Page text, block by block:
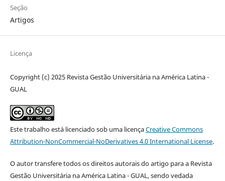
Seção
Artigos
Licença
Copyright (c) 2025 Revista Gestão Universitária na América Latina -
GUAL
Este trabalho está licenciado sob uma licençaCreative Commons
Attribution-NonCommercial-NoDerivatives 4.0 International License.
O autor transfere todos os direitos autorais do artigo para a Revista
Gestão Universitária na América Latina - GUAL, sendo vedada